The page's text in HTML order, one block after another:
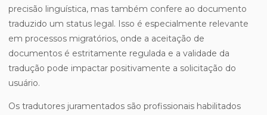
precisão linguística, mas também confere ao documento
traduzido um status legal. Isso é especialmente relevante
em processos migratórios, onde a aceitação de
documentos é estritamente regulada e a validade da
tradução pode impactar positivamente a solicitação do
usuário.
Os tradutores juramentados são profissionais habilitados